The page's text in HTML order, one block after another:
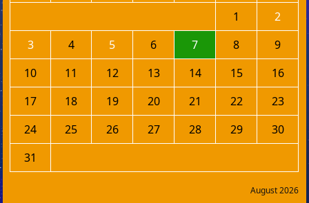
August 2026
1
2
3
4 5 6 7 8
9
10
11 12 13 14 15
16
17
18 19 20 21 22
23
24
25 26 27 28 29
30
31